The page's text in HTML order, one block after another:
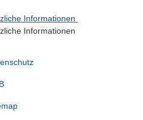
Informationen
Informationen